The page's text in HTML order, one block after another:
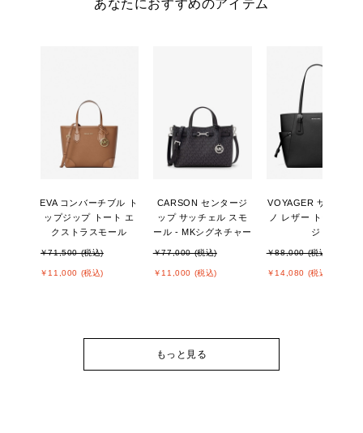
あなたにおすすめのアイテム
EVA コンバーチブル ト
ップジップ トート エ
クストラスモール
￥71,500 (税込)
￥11,000 (税込)
CARSON センタージ
ップ サッチェル スモ
ール - MKシグネチャー
￥77,000 (税込)
￥11,000 (税込)
VOYAGER サフィア
ノ レザー トート ラー
ジ
￥88,000 (税込)
￥14,080 (税込)
もっと見る